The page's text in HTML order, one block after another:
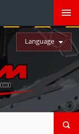
Language